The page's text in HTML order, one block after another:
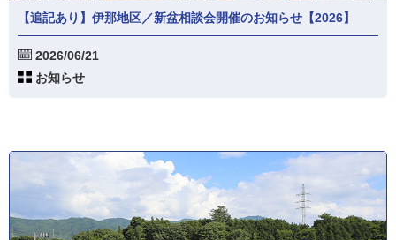
【追記あり】伊那地区／新盆相談会開催のお知らせ【2026】
2026/06/21
お知らせ